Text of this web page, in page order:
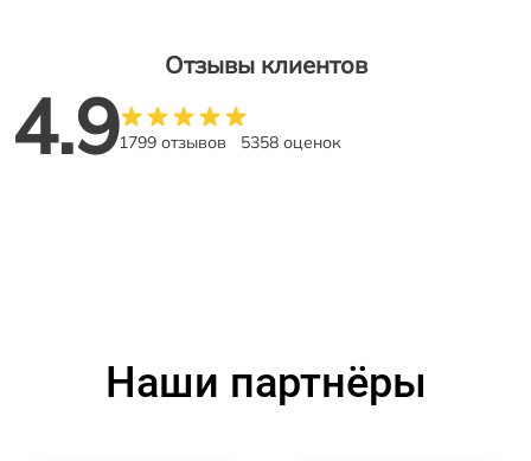
Отзывы клиентов
4.91799 отзывов 5358 оценок
Наши партнёры